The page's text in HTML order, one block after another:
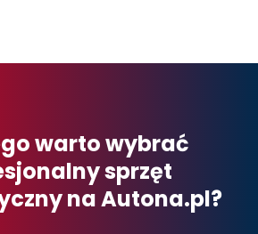
warto wybrać
sprzęt
na Autona.pl?